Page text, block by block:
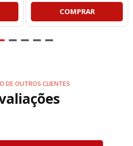
COMPRAR
DE OUTROS CLIENTES